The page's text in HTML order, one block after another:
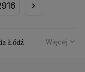
Łódź
Więcej